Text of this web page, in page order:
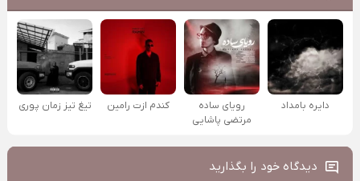
دایره بامداد
رویای ساده
مرتضی پاشایی
کندم ازت رامین تیغ تیز زمان پوری
دیدگاه خود را بگذارید